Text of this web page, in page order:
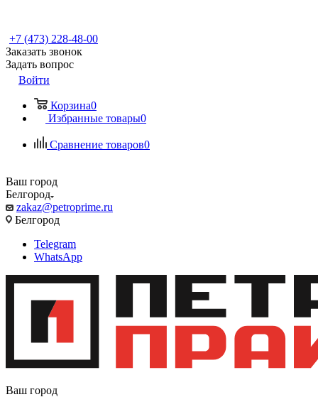
+7 (473) 228-48-00
Заказать звонок
Задать вопрос
Войти
Корзина0
Избранные товары0
Сравнение товаров0
Ваш город
Белгород
zakaz@petroprime.ru
Белгород
Telegram
WhatsApp
Ваш город